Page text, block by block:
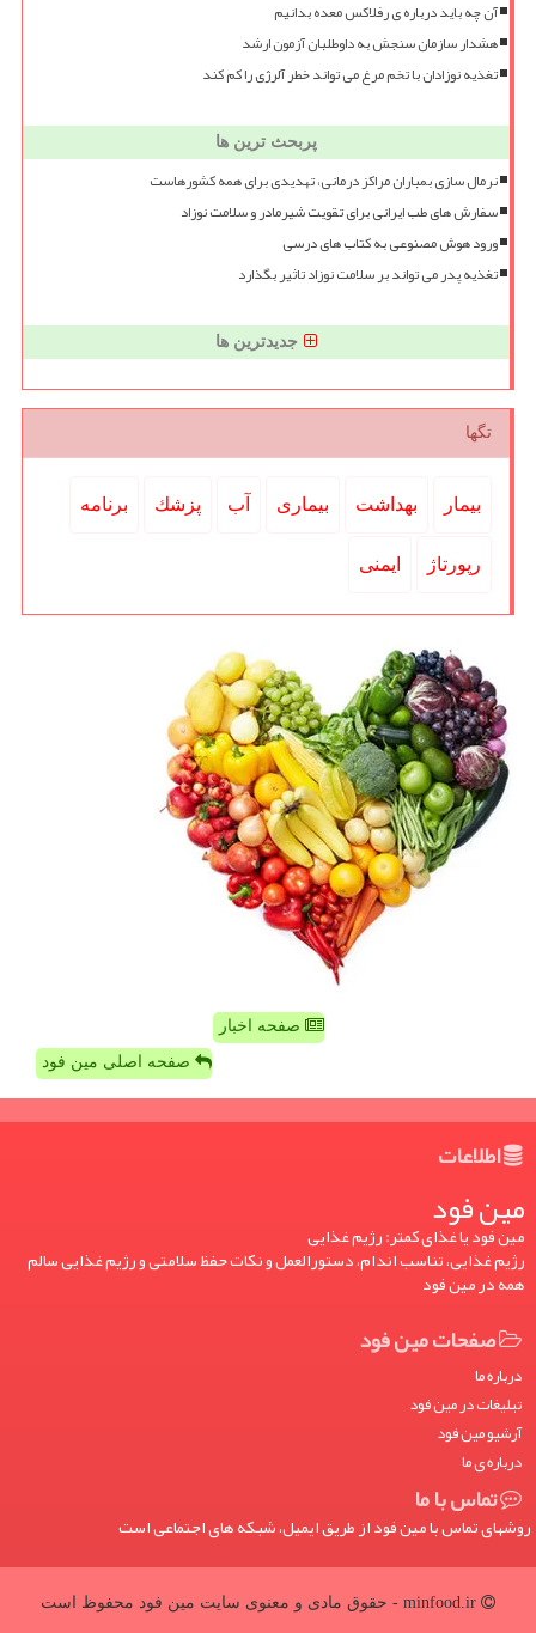
آن چه باید درباره ی رفلاکس معده بدانیم
هشدار سازمان سنجش به داوطلبان آزمون ارشد
تغذیه نوزادان با تخم مرغ می تواند خطر آلرژی را کم کند
پربحث ترین ها
نرمال سازی بمباران مراکز درمانی، تهدیدی برای همه کشورهاست
سفارش های طب ایرانی برای تقویت شیرمادر و سلامت نوزاد
ورود هوش مصنوعی به کتاب های درسی
تغذیه پدر می تواند بر سلامت نوزاد تاثیر بگذارد
جدیدترین ها
تگها
بیمار بهداشت بیماری آب پزشك برنامه
رپورتاژ ایمنی
صفحه اخبار
صفحه اصلی مین فود
اطلاعات
مین فود
مین فود یا غذای کمتر: رژیم غذایی
رژیم غذایی، تناسب اندام، دستورالعمل و نکات حفظ سلامتی و رژیم غذایی سالم
همه در مین فود
صفحات مین فود
درباره ما
تبلیغات در مین فود
آرشیو مین فود
درباره ی ما
تماس با ما
روشهای تماس با مین فود از طریق ایمیل، شبکه های اجتماعی است